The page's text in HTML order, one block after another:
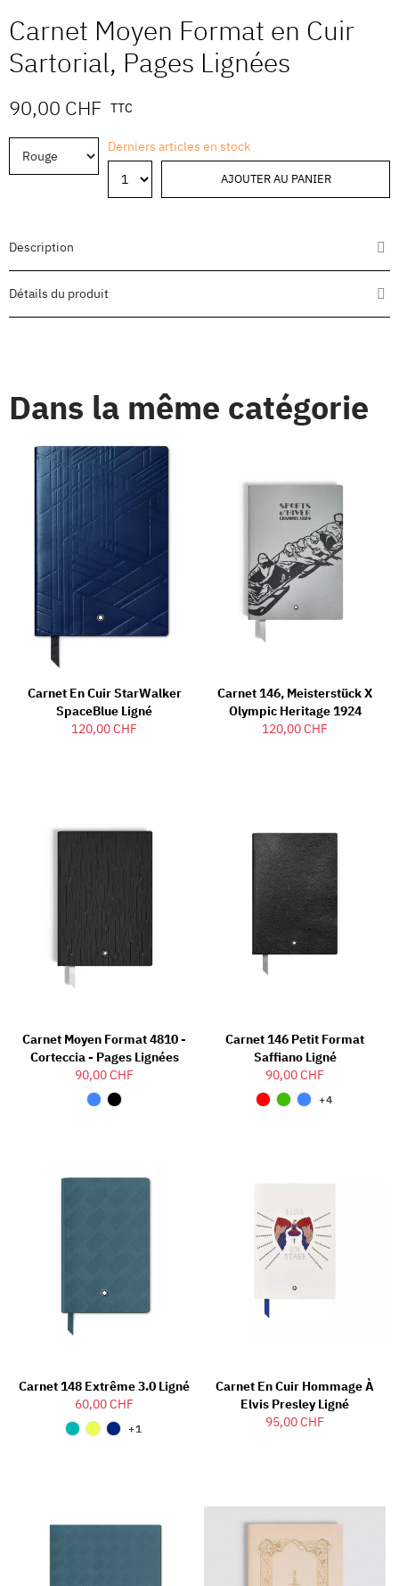
Carnet Moyen Format en Cuir
Sartorial, Pages Lignées
90,00 CHF TTC
Derniers articles en stock
AJOUTER AU PANIER
Description
Détails du produit
Dans la même catégorie
Carnet En Cuir StarWalker
SpaceBlue Ligné
120,00 CHF
Carnet 146, Meisterstück X
Olympic Heritage 1924
120,00 CHF
Carnet Moyen Format 4810 -
Corteccia - Pages Lignées
90,00 CHF
Carnet 146 Petit Format
Saffiano Ligné
90,00 CHF
+4
Carnet 148 Extrême 3.0 Ligné
60,00 CHF
+1
Carnet En Cuir Hommage À
Elvis Presley Ligné
95,00 CHF